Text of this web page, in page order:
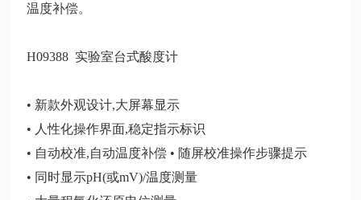
温度补偿。
H09388 实验室台式酸度计
• 新款外观设计,大屏幕显示
• 人性化操作界面,稳定指示标识
• 自动校准,自动温度补偿 • 随屏校准操作步骤提示
• 同时显示pH(或mV)/温度测量